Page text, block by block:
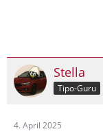
Stella
Tipo-Guru
4. April 2025